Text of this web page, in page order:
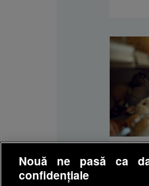
Nouă ne pasă ca
confidențiale